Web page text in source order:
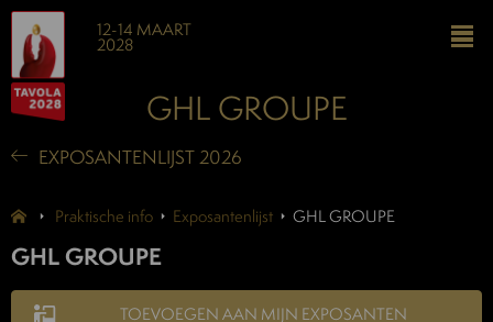
12-14 MAART
2028
GHL GROUPE
EXPOSANTENLIJST 2026
Praktische info Exposantenlijst GHL GROUPE
GHL GROUPE
TOEVOEGEN AAN MIJN EXPOSANTEN